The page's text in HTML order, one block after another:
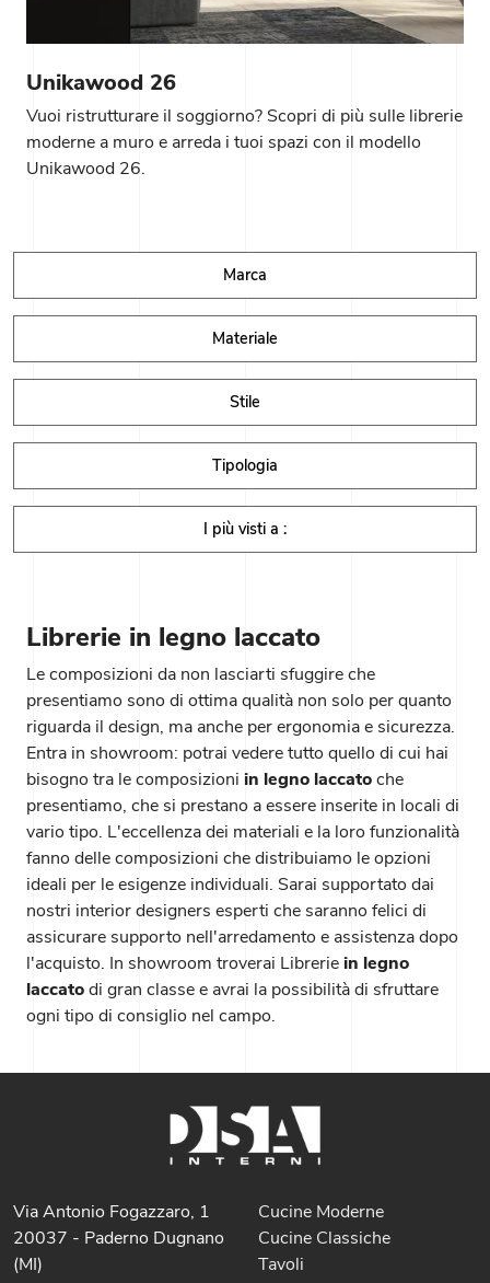
Unikawood 26
Vuoi ristrutturare il soggiorno? Scopri di più sulle librerie
moderne a muro e arreda i tuoi spazi con il modello
Unikawood 26.
Marca
Materiale
Stile
Tipologia
I più visti a :
Librerie in legno laccato
Le composizioni da non lasciarti sfuggire che
presentiamo sono di ottima qualità non solo per quanto
riguarda il design, ma anche per ergonomia e sicurezza.
Entra in showroom: potrai vedere tutto quello di cui hai
bisogno tra le composizioni in legno laccatoche
presentiamo, che si prestano a essere inserite in locali di
vario tipo. L'eccellenza dei materiali e la loro funzionalità
fanno delle composizioni che distribuiamo le opzioni
ideali per le esigenze individuali. Sarai supportato dai
nostri interior designers esperti che saranno felici di
assicurare supporto nell'arredamento e assistenza dopo
l'acquisto. In showroom troverai Libreriein legno
laccatodi gran classe e avrai la possibilità di sfruttare
ogni tipo di consiglio nel campo.
Via Antonio Fogazzaro, 1
20037 - Paderno Dugnano
(MI)
Cucine Moderne
Cucine Classiche
Tavoli